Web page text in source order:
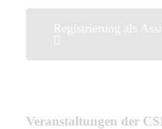
Registrierung als
Veranstaltungen der